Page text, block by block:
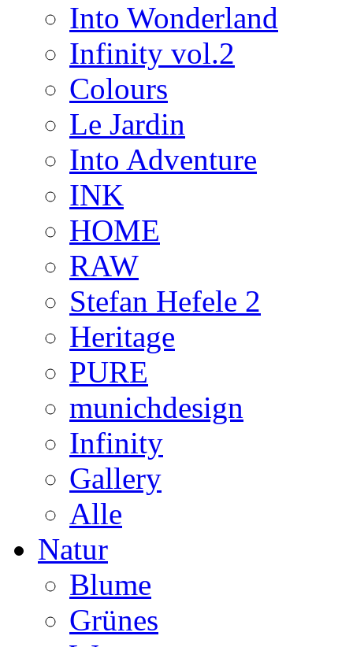
Into Wonderland
Infinity vol.2
Colours
Le Jardin
Into Adventure
INK
HOME
RAW
Stefan Hefele 2
Heritage
PURE
munichdesign
Infinity
Gallery
Alle
Natur
Blume
Grünes